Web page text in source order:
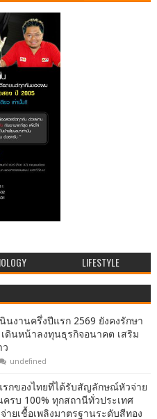
LIFESTYLE
นินงานครึ่งปีแรก 2569 ยังคงรักษา
ดินหน้าลงทุนธุรกิจอนาคต เสริม
ว
undefined
รกของไทยที่ได้รับสัญลักษณ์หัวจ่าย
ครบ 100% ทุกสถานีทั่วประเทศ
ายเชื้อเพลิงมาตรฐานระดับสีทอง